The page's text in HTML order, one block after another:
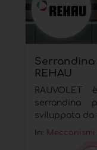
Serrandina
REHAU
serrandina
sviluppata da
In: